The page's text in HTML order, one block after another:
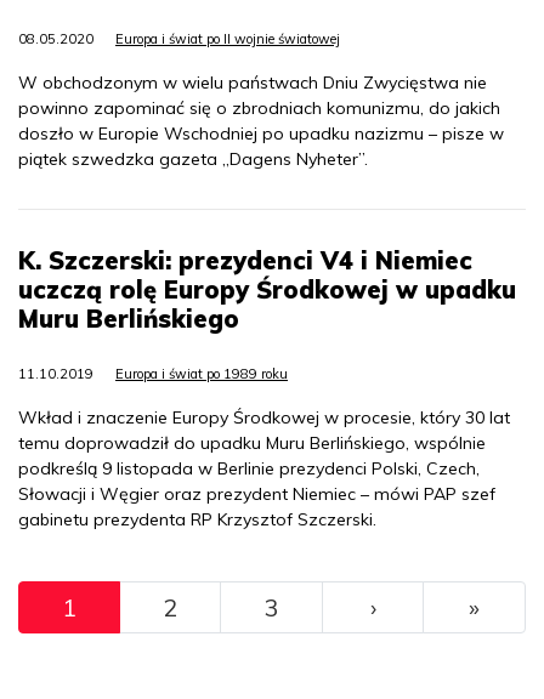
08.05.2020 Europa i świat po II wojnie światowej
W obchodzonym w wielu państwach Dniu Zwycięstwa nie
powinno zapominać się o zbrodniach komunizmu, do jakich
doszło w Europie Wschodniej po upadku nazizmu – pisze w
piątek szwedzka gazeta „Dagens Nyheter”.
K. Szczerski: prezydenci V4 i Niemiec
uczczą rolę Europy Środkowej w upadku
Muru Berlińskiego
11.10.2019 Europa i świat po 1989 roku
Wkład i znaczenie Europy Środkowej w procesie, który 30 lat
temu doprowadził do upadku Muru Berlińskiego, wspólnie
podkreślą 9 listopada w Berlinie prezydenci Polski, Czech,
Słowacji i Węgier oraz prezydent Niemiec – mówi PAP szef
gabinetu prezydenta RP Krzysztof Szczerski.
Pagination
1 2 3 ››› »